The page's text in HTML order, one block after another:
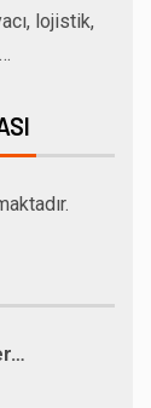
lojistik,